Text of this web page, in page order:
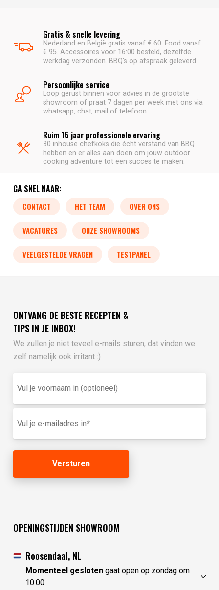
Gratis & snelle levering
Nederland en België gratis vanaf € 60. Food vanaf
€ 95. Accessoires voor 16:00 besteld, dezelfde
werkdag verzonden. BBQ's op afspraak geleverd.
Persoonlijke service
Loop gerust binnen voor advies in de grootste
showroom of praat 7 dagen per week met ons via
whatsapp, chat, mail of telefoon.
Ruim 15 jaar professionele ervaring
30 inhouse chefkoks die écht verstand van BBQ
hebben en er alles aan doen om jouw outdoor
cooking adventure tot een succes te maken.
GA SNEL NAAR:
CONTACT HET TEAM OVER ONS
VACATURES ONZE SHOWROOMS
VEELGESTELDE VRAGEN TESTPANEL
ONTVANG DE BESTE RECEPTEN &
TIPS IN JE INBOX!
We zullen je niet teveel e-mails sturen, dat vinden we
zelf namelijk ook irritant :)
je
in
(optioneel)
mailadres
OPENINGSTIJDEN SHOWROOM
Roosendaal, NL
Momenteel geslotengaat open op zondag om
10:00